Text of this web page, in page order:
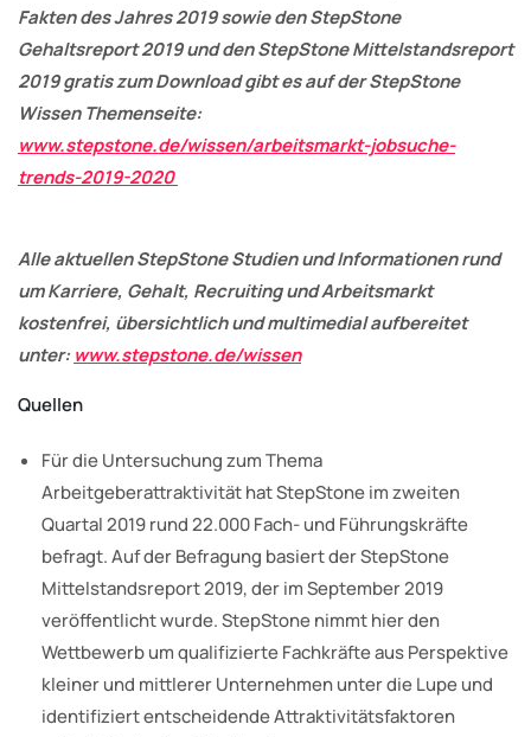
Fakten des Jahres 2019 sowie den StepStone
Gehaltsreport 2019 und den StepStone Mittelstandsreport
2019 gratis zum Download gibt es auf der StepStone
Wissen Themenseite:
www.stepstone.de/wissen/arbeitsmarkt-jobsuche-
trends-2019-2020
Alle aktuellen StepStone Studien und Informationen rund
um Karriere, Gehalt, Recruiting und Arbeitsmarkt
kostenfrei, übersichtlich und multimedial aufbereitet
unter:www.stepstone.de/wissen
Quellen
Für die Untersuchung zum Thema
Arbeitgeberattraktivität hat StepStone im zweiten
Quartal 2019 rund 22.000 Fach- und Führungskräfte
befragt. Auf der Befragung basiert der StepStone
Mittelstandsreport 2019, der im September 2019
veröffentlicht wurde. StepStone nimmt hier den
Wettbewerb um qualifizierte Fachkräfte aus Perspektive
kleiner und mittlerer Unternehmen unter die Lupe und
identifiziert entscheidende Attraktivitätsfaktoren